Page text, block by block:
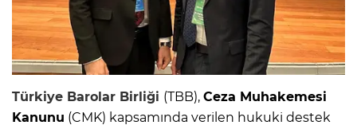
Türkiye Barolar Birliği (TBB), Ceza Muhakemesi
Kanunu (CMK) kapsamında verilen hukuki destek